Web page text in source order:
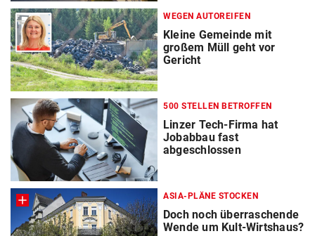
WEGEN AUTOREIFEN
Kleine Gemeinde mit
großem Müll geht vor
Gericht
500 STELLEN BETROFFEN
Linzer Tech-Firma hat
Jobabbau fast
abgeschlossen
ASIA-PLÄNE STOCKEN
Doch noch überraschende
Wende um Kult-Wirtshaus?